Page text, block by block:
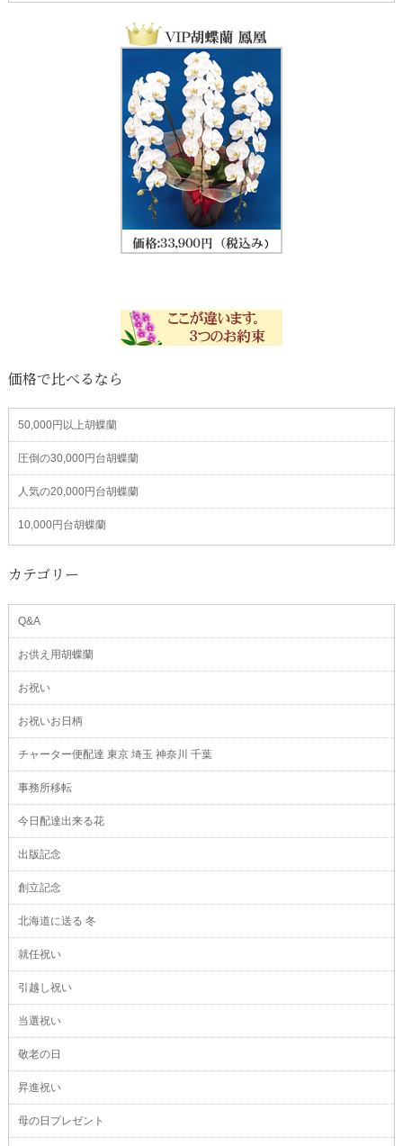
価格で比べるなら
50,000円以上胡蝶蘭
圧倒の30,000円台胡蝶蘭
人気の20,000円台胡蝶蘭
10,000円台胡蝶蘭
カテゴリー
Q&A
お供え用胡蝶蘭
お祝い
お祝いお日柄
チャーター便配達 東京 埼玉 神奈川 千葉
事務所移転
今日配達出来る花
出版記念
創立記念
北海道に送る 冬
就任祝い
引越し祝い
当選祝い
敬老の日
昇進祝い
母の日プレゼント